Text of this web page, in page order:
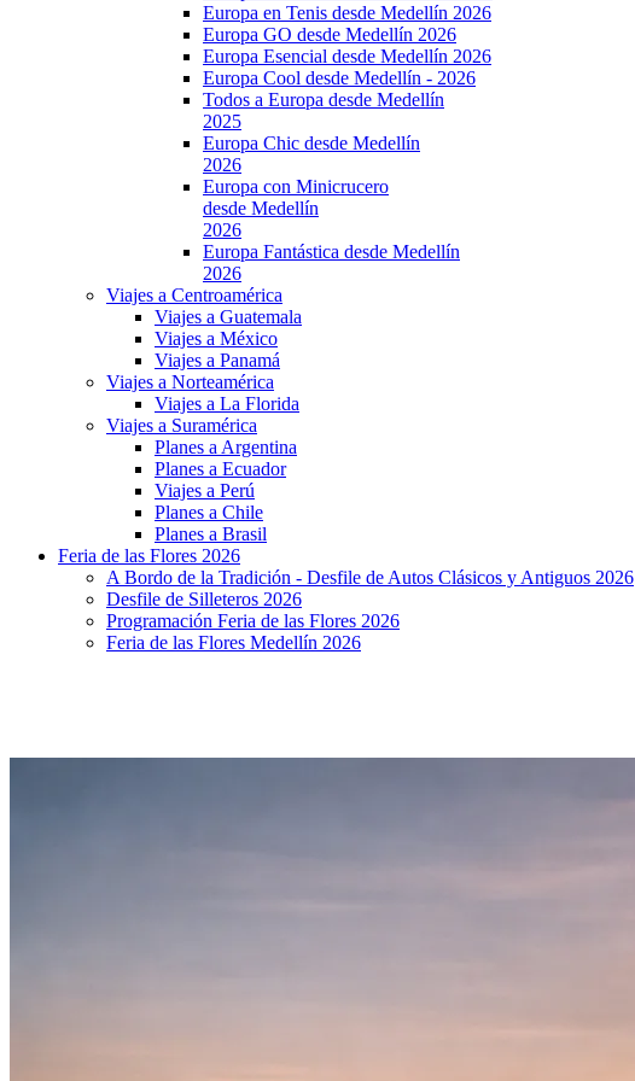
Europa en Tenis desde Medellín 2026
Europa GO desde Medellín 2026
Europa Esencial desde Medellín 2026
Europa Cool desde Medellín - 2026
Todos a Europa desde Medellín
2025
Europa Chic desde Medellín
2026
Europa con Minicrucero
desde Medellín
2026
Europa Fantástica desde Medellín
2026
Viajes a Centroamérica
Viajes a Guatemala
Viajes a México
Viajes a Panamá
Viajes a Norteamérica
Viajes a La Florida
Viajes a Suramérica
Planes a Argentina
Planes a Ecuador
Viajes a Perú
Planes a Chile
Planes a Brasil
Feria de las Flores 2026
A Bordo de la Tradición - Desfile de Autos Clásicos y Antiguos 2026
Desfile de Silleteros 2026
Programación Feria de las Flores 2026
Feria de las Flores Medellín 2026